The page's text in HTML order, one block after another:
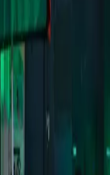
ons. Op een
bruisende bar.
dan 40
ze in een uniek glas